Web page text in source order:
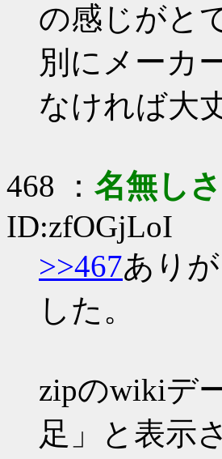
の感じがと
別にメーカ
なければ大
468 ： 名無し
ID:zfOGjLoI
>>467あり
した。
zipのwikiデ
足」と表示